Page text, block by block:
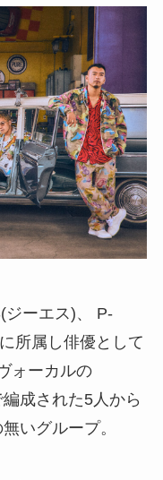
ジーエス)、 P-
所属し俳優として
ォーカルの
成された5人から
いグループ。